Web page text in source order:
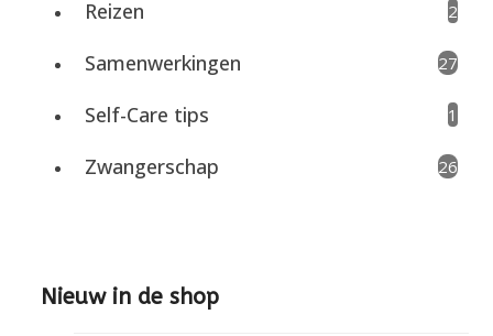
Reizen 2
Samenwerkingen 27
Self-Care tips 1
Zwangerschap 26
Nieuw in de shop